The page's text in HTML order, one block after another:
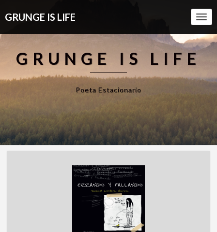
GRUNGE IS LIFE
GRUNGE IS LIFE
Poeta Estacionario